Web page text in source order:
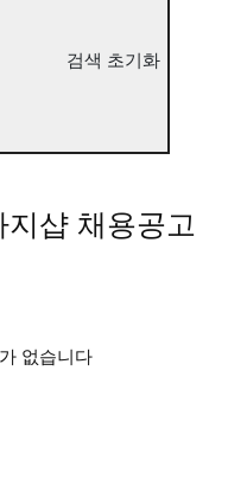
검색 초기화
샵 채용공고
없습니다